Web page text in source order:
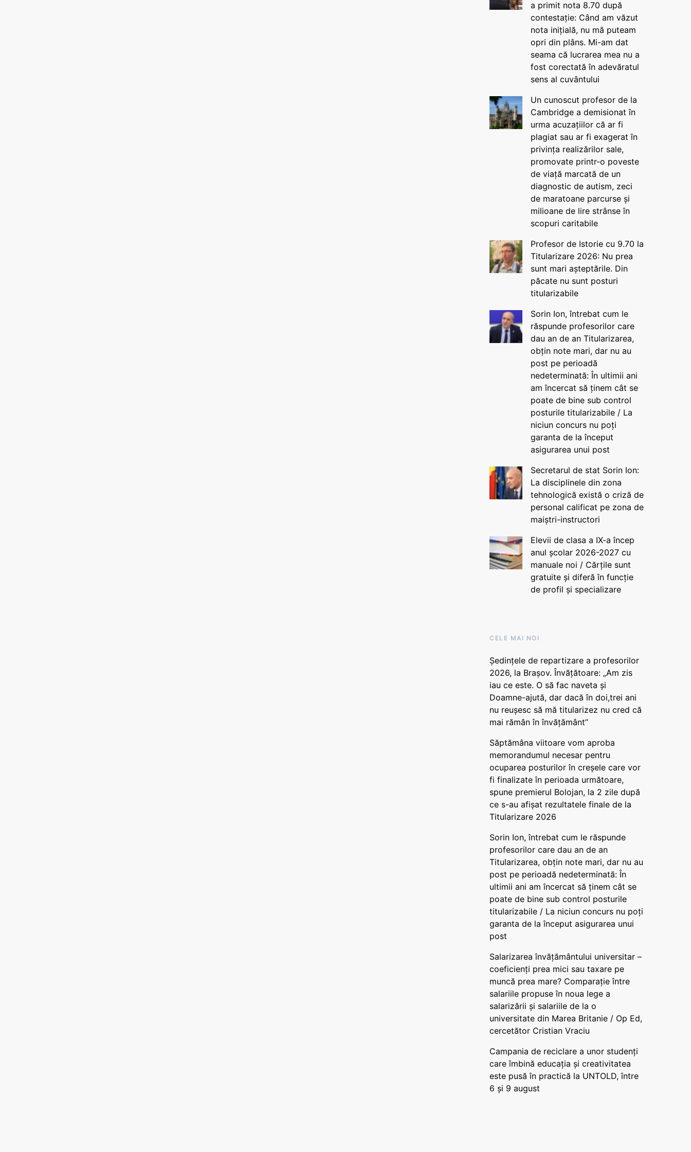
a primit nota 8.70 după
contestație: Când am văzut
nota inițială, nu mă puteam
opri din plâns. Mi-am dat
seama că lucrarea mea nu a
fost corectată în adevăratul
sens al cuvântului
Un cunoscut profesor de la
Cambridge a demisionat în
urma acuzațiilor că ar fi
plagiat sau ar fi exagerat în
privința realizărilor sale,
promovate printr-o poveste
de viață marcată de un
diagnostic de autism, zeci
de maratoane parcurse și
milioane de lire strânse în
scopuri caritabile
Profesor de Istorie cu 9.70 la
Titularizare 2026: Nu prea
sunt mari așteptările. Din
păcate nu sunt posturi
titularizabile
Sorin Ion, întrebat cum le
răspunde profesorilor care
dau an de an Titularizarea,
obțin note mari, dar nu au
post pe perioadă
nedeterminată: În ultimii ani
am încercat să ținem cât se
poate de bine sub control
posturile titularizabile / La
niciun concurs nu poți
garanta de la început
asigurarea unui post
Secretarul de stat Sorin Ion:
La disciplinele din zona
tehnologică există o criză de
personal calificat pe zona de
maiștri-instructori
Elevii de clasa a IX-a încep
anul școlar 2026-2027 cu
manuale noi / Cărțile sunt
gratuite și diferă în funcție
de profil și specializare
CELE MAI NOI
Ședințele de repartizare a profesorilor
2026, la Brașov. Învățătoare: „Am zis
iau ce este. O să fac naveta și
Doamne-ajută, dar dacă în doi,trei ani
nu reușesc să mă titularizez nu cred că
mai rămân în învățământ”
Săptămâna viitoare vom aproba
memorandumul necesar pentru
ocuparea posturilor în creșele care vor
fi finalizate în perioada următoare,
spune premierul Bolojan, la 2 zile după
ce s-au afișat rezultatele finale de la
Titularizare 2026
Sorin Ion, întrebat cum le răspunde
profesorilor care dau an de an
Titularizarea, obțin note mari, dar nu au
post pe perioadă nedeterminată: În
ultimii ani am încercat să ținem cât se
poate de bine sub control posturile
titularizabile / La niciun concurs nu poți
garanta de la început asigurarea unui
post
Salarizarea învățământului universitar –
coeficienți prea mici sau taxare pe
muncă prea mare? Comparație între
salariile propuse în noua lege a
salarizării și salariile de la o
universitate din Marea Britanie / Op Ed,
cercetător Cristian Vraciu
Campania de reciclare a unor studenți
care îmbină educația și creativitatea
este pusă în practică la UNTOLD, între
6 și 9 august